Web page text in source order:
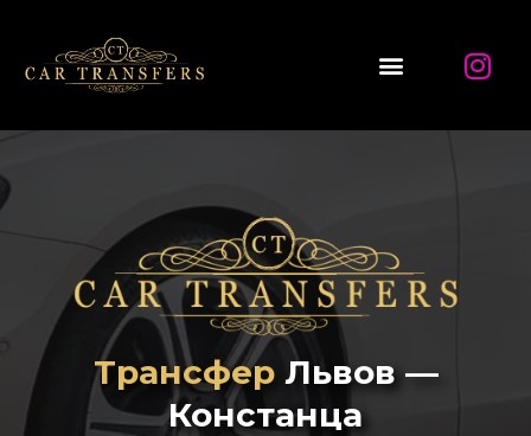
ТрансферЛьвов —
Констанца